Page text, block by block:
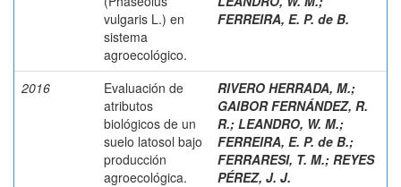
vulgaris L.) en
sistema
agroecológico.
FERREIRA, E. P. de B.
2016
Evaluación de
atributos
biológicos de un
suelo latosol bajo
producción
agroecológica.
RIVERO HERRADA, M.;
GAIBOR FERNÁNDEZ, R.
R.; LEANDRO, W. M.;
FERREIRA, E. P. de B.;
FERRARESI, T. M.; REYES
PÉREZ, J. J.